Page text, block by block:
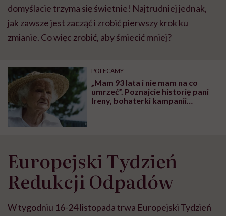
domyślacie trzyma się świetnie! Najtrudniej jednak,
jak zawsze jest zacząć i zrobić pierwszy krok ku
zmianie. Co więc zrobić, aby śmiecić mniej?
POLECAMY
„Mam 93 lata i nie mam na co
umrzeć”. Poznajcie historię pani
Ireny, bohaterki kampanii
Europejski Tydzień
Redukcji Odpadów
W tygodniu 16-24 listopada trwa Europejski Tydzień